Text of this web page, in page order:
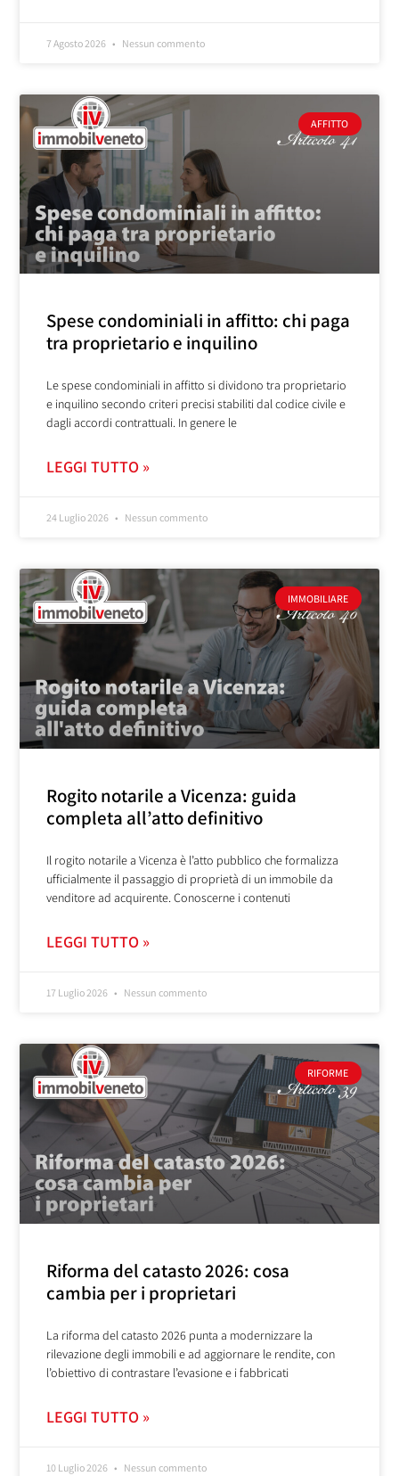
7 Agosto 2026 Nessun commento
AFFITTO
Spese condominiali in affitto: chi paga
tra proprietario e inquilino
Le spese condominiali in affitto si dividono tra proprietario
e inquilino secondo criteri precisi stabiliti dal codice civile e
dagli accordi contrattuali. In genere le
LEGGI TUTTO »
24 Luglio 2026 Nessun commento
IMMOBILIARE
Rogito notarile a Vicenza: guida
completa all’atto definitivo
Il rogito notarile a Vicenza è l’atto pubblico che formalizza
ufficialmente il passaggio di proprietà di un immobile da
venditore ad acquirente. Conoscerne i contenuti
LEGGI TUTTO »
17 Luglio 2026 Nessun commento
RIFORME
Riforma del catasto 2026: cosa
cambia per i proprietari
La riforma del catasto 2026 punta a modernizzare la
rilevazione degli immobili e ad aggiornare le rendite, con
l’obiettivo di contrastare l’evasione e i fabbricati
LEGGI TUTTO »
10 Luglio 2026 Nessun commento